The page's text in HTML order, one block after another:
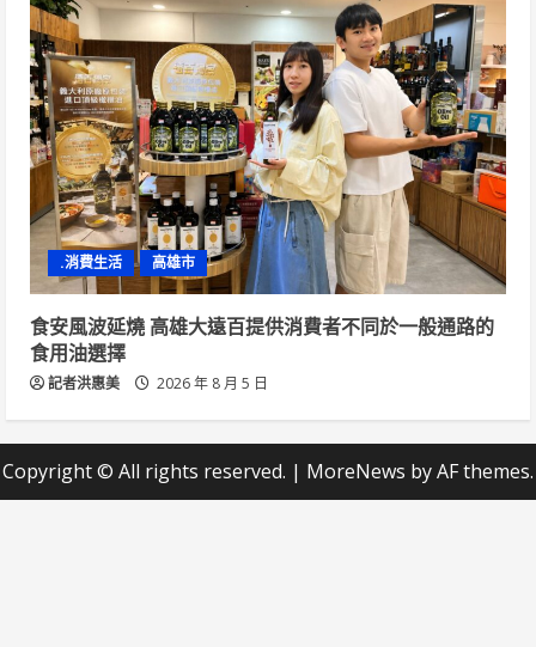
.消費生活 高雄市
食安風波延燒 高雄大遠百提供消費者不同於一般通路的
食用油選擇
記者洪惠美 2026 年 8 月 5 日
Copyright © All rights reserved. | MoreNews by AF themes.